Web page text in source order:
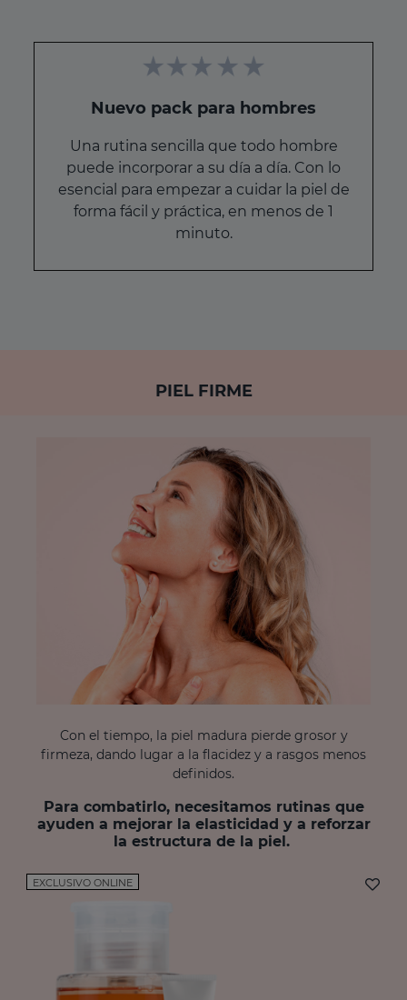
Nuevo pack para hombres
Una rutina sencilla que todo hombre
puede incorporar a su día a día. Con lo
esencial para empezar a cuidar la piel de
forma fácil y práctica, en menos de 1
minuto.
PIEL FIRME
Con el tiempo, la piel madura pierde grosor y
firmeza, dando lugar a la flacidez y a rasgos menos
definidos.
Para combatirlo, necesitamos rutinas que
ayuden a mejorar la elasticidad y a reforzar
la estructura de la piel.
EXCLUSIVO ONLINE